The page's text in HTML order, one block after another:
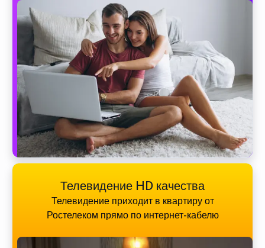
Телевидение HD качества
Телевидение приходит в квартиру от
Ростелеком прямо по интернет-кабелю